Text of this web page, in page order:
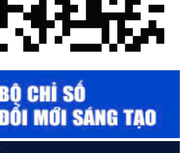
cao giá trị nông sản
công nghệ mới, công nghệ tương lai
triển lãm chuyên ngành Cà phê và sản
2025
kinh tế năm 2025: Khơi thông mọi nguồn